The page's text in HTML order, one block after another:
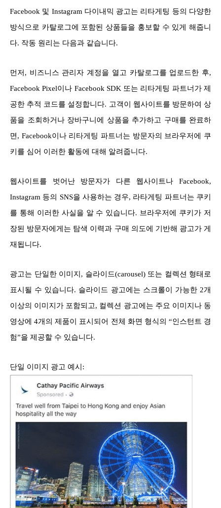
Facebook 및 Instagram 다이내믹 광고는 리타게팅 등의 다양한
방식으로 카탈로그에 포함된 상품들을 홍보할 수 있게 해줍니
다. 작동 원리는 다음과 같습니다.
먼저, 비즈니스 관리자 계정을 열고 카탈로그를 업로드한 후,
Facebook Pixel이나 Facebook SDK 또는 리타게팅 파트너가 제
공한 추적 코드를 설정합니다. 고객이 웹사이트를 방문하여 상
품을 조회하거나 장바구니에 상품을 추가하고 구매를 완료하
면, Facebook이나 리타게팅 파트너는 방문자의 브라우저에 쿠
키를 심어 이러한 활동에 대해 알려줍니다.
웹사이트를 벗어난 방문자가 다른 웹사이트나 Facebook,
Instagram 등의 SNS을 사용하는 경우, 라타게팅 파트너는 쿠키
를 통해 이러한 사실을 알 수 있습니다. 브라우저에 쿠키가 저
장된 방문자에게는 탐색 이력과 구매 의도에 기반해 광고가 게
재됩니다.
광고는 단일한 이미지, 슬라이드(carousel) 또는 컬렉션 형태로
표시될 수 있습니다. 슬라이드 광고에는 스크롤이 가능한 2개
이상의 이미지가 포함되고, 컬렉션 광고에는 주요 이미지나 동
영상에 4개의 제품이 표시되어 전체 화면 형식의 “인스턴트 경
험”을 제공할 수 있습니다.
단일 이미지 광고 예시: